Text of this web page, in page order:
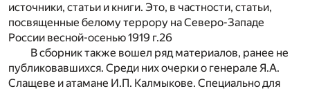
источники, статьи и книги. Это, в частности, статьи,
посвященные белому террору на Северо-Западе
России весной-осенью 1919 г.26
В сборник также вошел ряд материалов, ранее не
публиковавшихся. Среди них очерки о генерале Я.А.
Слащеве и атамане И.П. Калмыкове. Специально для